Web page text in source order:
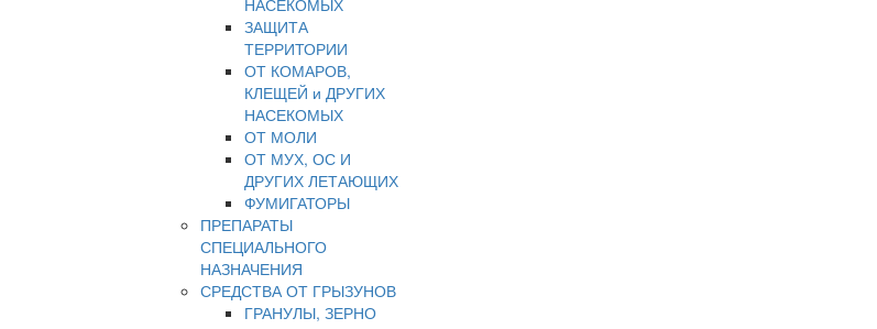
НАСЕКОМЫХ
ЗАЩИТА
ТЕРРИТОРИИ
ОТ КОМАРОВ,
КЛЕЩЕЙ и ДРУГИХ
НАСЕКОМЫХ
ОТ МОЛИ
ОТ МУХ, ОС И
ДРУГИХ ЛЕТАЮЩИХ
ФУМИГАТОРЫ
ПРЕПАРАТЫ
СПЕЦИАЛЬНОГО
НАЗНАЧЕНИЯ
СРЕДСТВА ОТ ГРЫЗУНОВ
ГРАНУЛЫ, ЗЕРНО